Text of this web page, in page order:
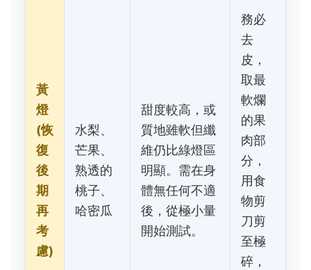
黃
燈
(恢
復
後
期
再
考
慮)
水梨、
芒果、
熟透的
桃子、
哈密瓜
甜度較高，或
質地雖軟但纖
維仍比綠燈區
明顯。需在身
體無任何不適
後，從極小量
開始測試。
務必
去
皮，
取最
軟爛
的果
肉部
分，
用食
物剪
刀剪
至極
碎，